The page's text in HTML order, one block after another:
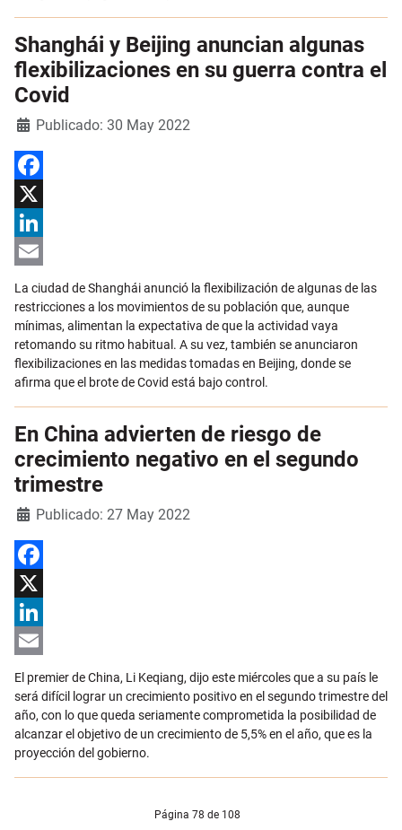
Shanghái y Beijing anuncian algunas
flexibilizaciones en su guerra contra el
Covid
DetallesPublicado: 30 May 2022
Facebook
X
LinkedIn
Email
La ciudad de Shanghái anunció la flexibilización de algunas de las
restricciones a los movimientos de su población que, aunque
mínimas, alimentan la expectativa de que la actividad vaya
retomando su ritmo habitual. A su vez, también se anunciaron
flexibilizaciones en las medidas tomadas en Beijing, donde se
afirma que el brote de Covid está bajo control.
En China advierten de riesgo de
crecimiento negativo en el segundo
trimestre
DetallesPublicado: 27 May 2022
Facebook
X
LinkedIn
Email
El premier de China, Li Keqiang, dijo este miércoles que a su país le
será difícil lograr un crecimiento positivo en el segundo trimestre del
año, con lo que queda seriamente comprometida la posibilidad de
alcanzar el objetivo de un crecimiento de 5,5% en el año, que es la
proyección del gobierno.
Página 78 de 108